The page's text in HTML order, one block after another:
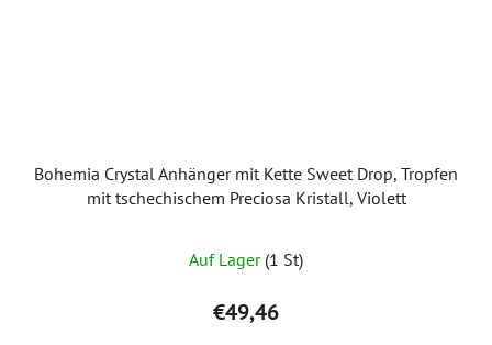
Bohemia Crystal Anhänger mit Kette Sweet Drop, Tropfen
mit tschechischem Preciosa Kristall, Violett
Auf Lager (1 St)
€49,46